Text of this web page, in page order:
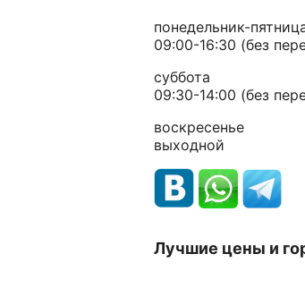
понедельник-
09:00-16:30 (без
суббота
09:30-14:00 (без
воскресенье
выходной
Лучшие цены и